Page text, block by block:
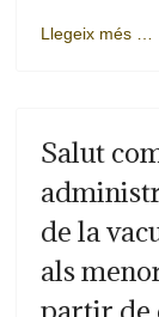
Llegeix més …
Salut
de la
als
partir de